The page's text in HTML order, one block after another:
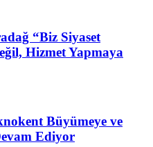
“Biz Siyaset
Hizmet Yapmaya
Büyümeye ve
Ediyor